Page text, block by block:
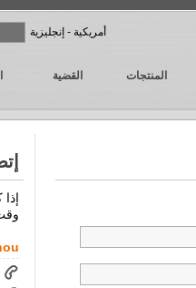
أمريكية - إنجليزية
القضية المنتجات